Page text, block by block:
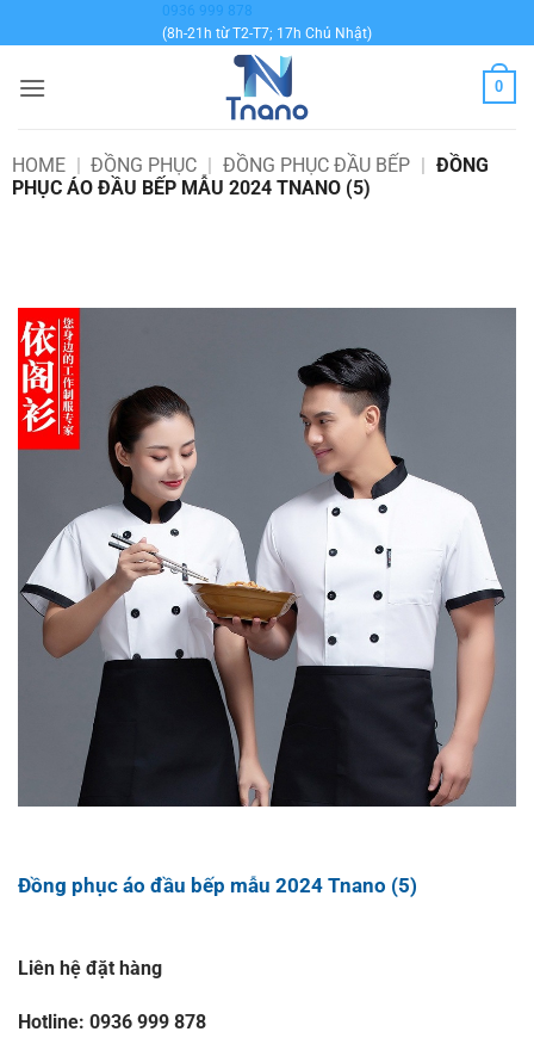
qua
dung
0936 999 878
(8h-21h từ T2-T7; 17h Chủ Nhật)
0
HOME | ĐỒNG PHỤC | ĐỒNG PHỤC ĐẦU BẾP | ĐỒNG
PHỤC ÁO ĐẦU BẾP MẪU 2024 TNANO (5)
Đồng phục áo đầu bếp mẫu 2024 Tnano (5)
Liên hệ đặt hàng
Hotline: 0936 999 878